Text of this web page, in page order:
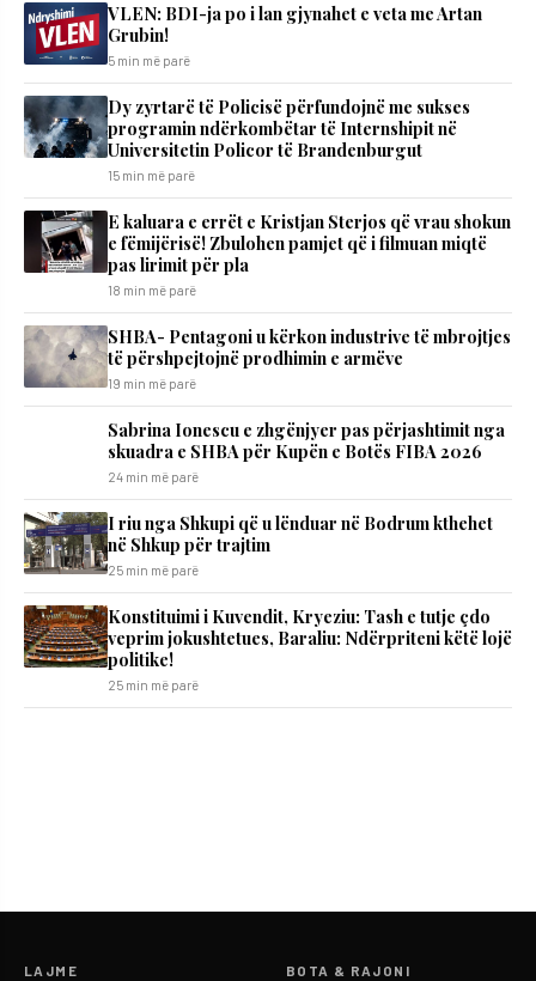
VLEN: BDI-ja po i lan gjynahet e veta me Artan
Grubin!
5 min më parë
Dy zyrtarë të Policisë përfundojnë me sukses
programin ndërkombëtar të Internshipit në
Universitetin Policor të Brandenburgut
15 min më parë
E kaluara e errët e Kristjan Sterjos që vrau shokun
e fëmijërisë! Zbulohen pamjet që i filmuan miqtë
pas lirimit për pla
18 min më parë
SHBA- Pentagoni u kërkon industrive të mbrojtjes
të përshpejtojnë prodhimin e armëve
19 min më parë
Sabrina Ionescu e zhgënjyer pas përjashtimit nga
skuadra e SHBA për Kupën e Botës FIBA 2026
24 min më parë
I riu nga Shkupi që u lënduar në Bodrum kthehet
në Shkup për trajtim
25 min më parë
​Konstituimi i Kuvendit, Kryeziu: Tash e tutje çdo
veprim jokushtetues, Baraliu: Ndërpriteni këtë lojë
politike!
25 min më parë
LAJME BOTA & RAJONI